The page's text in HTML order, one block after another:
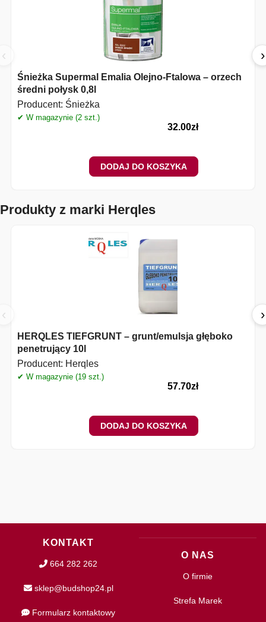
‹
Śnieżka Supermal Emalia Olejno-Ftalowa – orzech
średni połysk 0,8l
Producent: Śnieżka
✔ W magazynie (2 szt.)
32.00zł
DODAJ DO KOSZYKA
›
Produkty z marki Herqles
‹
HERQLES TIEFGRUNT – grunt/emulsja głęboko
penetrujący 10l
Producent: Herqles
✔ W magazynie (19 szt.)
57.70zł
DODAJ DO KOSZYKA
›
KONTAKT
664 282 262
sklep@budshop24.pl
Formularz kontaktowy
O NAS
O firmie
Strefa Marek